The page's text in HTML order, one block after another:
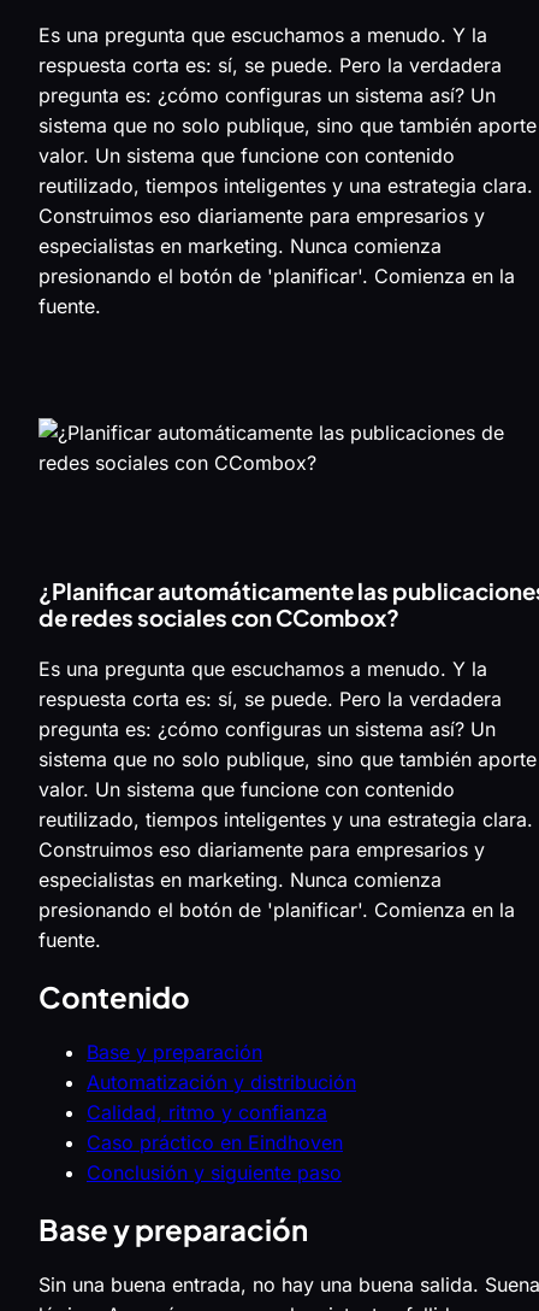
Es una pregunta que escuchamos a menudo. Y la
respuesta corta es: sí, se puede. Pero la verdadera
pregunta es: ¿cómo configuras un sistema así? Un
sistema que no solo publique, sino que también aporte
valor. Un sistema que funcione con contenido
reutilizado, tiempos inteligentes y una estrategia clara.
Construimos eso diariamente para empresarios y
especialistas en marketing. Nunca comienza
presionando el botón de 'planificar'. Comienza en la
fuente.
¿Planificar automáticamente las
de redes sociales con CCombox?
Es una pregunta que escuchamos a menudo. Y la
respuesta corta es: sí, se puede. Pero la verdadera
pregunta es: ¿cómo configuras un sistema así? Un
sistema que no solo publique, sino que también aporte
valor. Un sistema que funcione con contenido
reutilizado, tiempos inteligentes y una estrategia clara.
Construimos eso diariamente para empresarios y
especialistas en marketing. Nunca comienza
presionando el botón de 'planificar'. Comienza en la
fuente.
Contenido
Base y preparación
Automatización y distribución
Calidad, ritmo y confianza
Caso práctico en Eindhoven
Conclusión y siguiente paso
Base y preparación
Sin una buena entrada, no hay una buena salida. Suena